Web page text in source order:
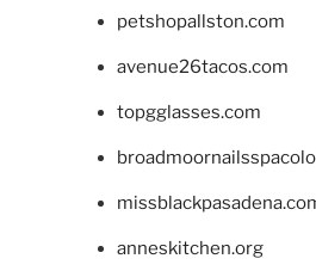
petshopallston.com
avenue26tacos.com
topgglasses.com
anneskitchen.org